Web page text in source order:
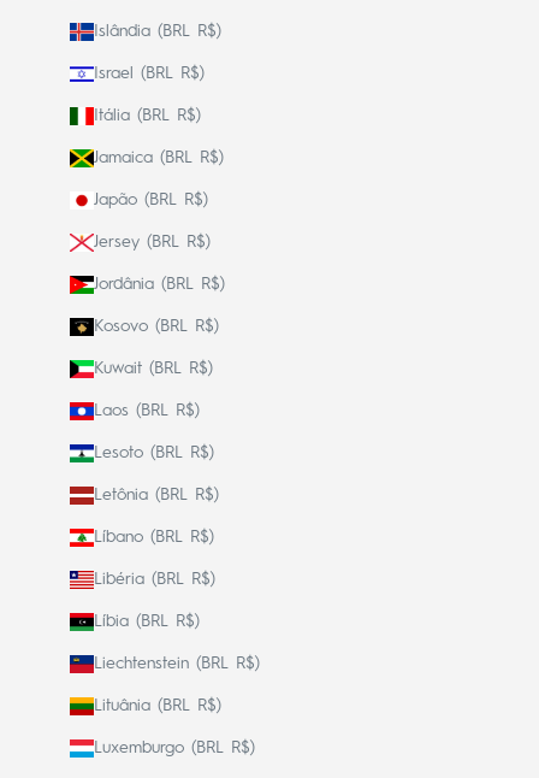
Islândia (BRL R$)
Israel (BRL R$)
Itália (BRL R$)
Jamaica (BRL R$)
Japão (BRL R$)
Jersey (BRL R$)
Jordânia (BRL R$)
Kosovo (BRL R$)
Kuwait (BRL R$)
Laos (BRL R$)
Lesoto (BRL R$)
Letônia (BRL R$)
Líbano (BRL R$)
Libéria (BRL R$)
Líbia (BRL R$)
Liechtenstein (BRL R$)
Lituânia (BRL R$)
Luxemburgo (BRL R$)